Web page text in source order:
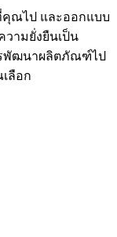
ณไป และออกแบบ
ามยั่งยืนเป็น
พัฒนาผลิตภัณฑ์ไป
ลือก